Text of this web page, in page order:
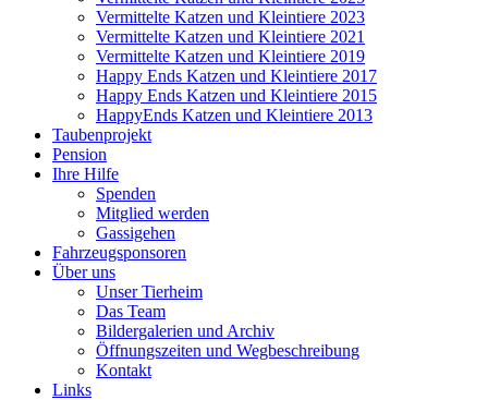
Vermittelte Katzen und Kleintiere 2023
Vermittelte Katzen und Kleintiere 2021
Vermittelte Katzen und Kleintiere 2019
Happy Ends Katzen und Kleintiere 2017
Happy Ends Katzen und Kleintiere 2015
HappyEnds Katzen und Kleintiere 2013
Taubenprojekt
Pension
Ihre Hilfe
Spenden
Mitglied werden
Gassigehen
Fahrzeugsponsoren
Über uns
Unser Tierheim
Das Team
Bildergalerien und Archiv
Öffnungszeiten und Wegbeschreibung
Kontakt
Links